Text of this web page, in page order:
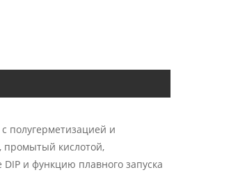
полугерметизацией и
промытый кислотой,
и функцию плавного запуска